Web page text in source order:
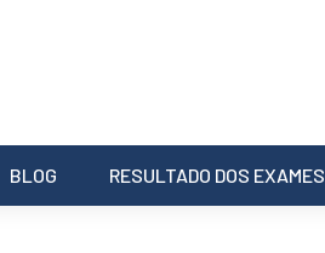
BLOG RESULTADO DOS EXAMES